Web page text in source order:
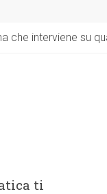
interviene su
ti